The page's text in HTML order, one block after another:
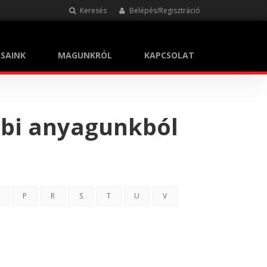
Keresés Belépés/Regisztráció
MAGUNKRÓL KAPCSOLAT
anyagunkból
P R S T U V